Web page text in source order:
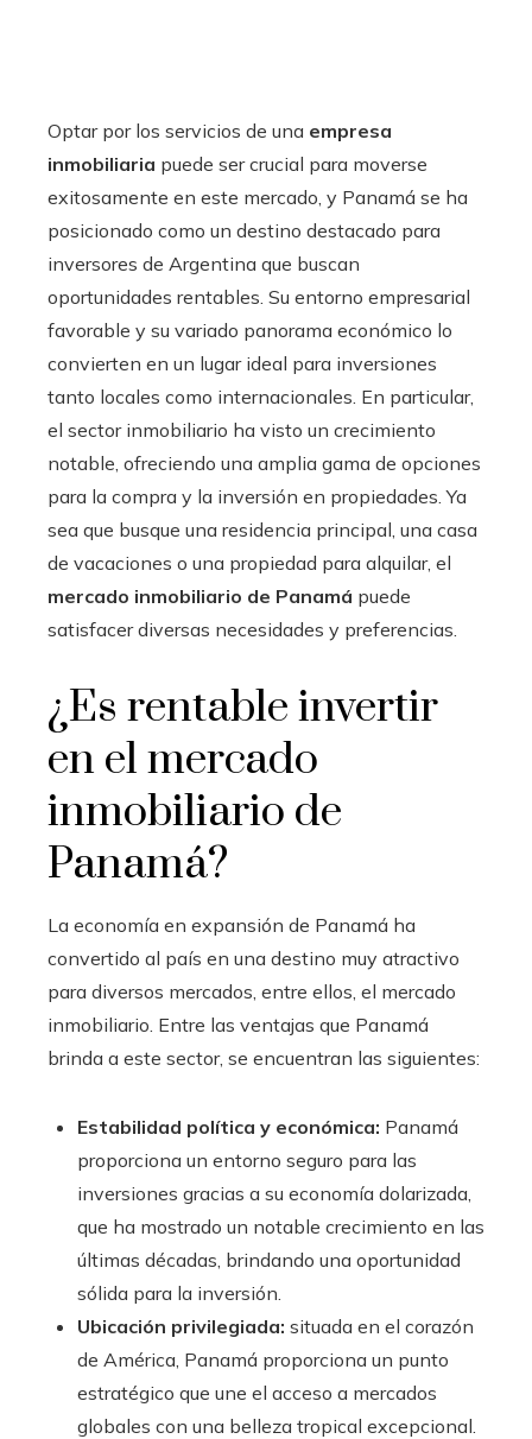
Optar por los servicios de una empresa
inmobiliaria puede ser crucial para moverse
exitosamente en este mercado, y Panamá se ha
posicionado como un destino destacado para
inversores de Argentina que buscan
oportunidades rentables. Su entorno empresarial
favorable y su variado panorama económico lo
convierten en un lugar ideal para inversiones
tanto locales como internacionales. En particular,
el sector inmobiliario ha visto un crecimiento
notable, ofreciendo una amplia gama de opciones
para la compra y la inversión en propiedades. Ya
sea que busque una residencia principal, una casa
de vacaciones o una propiedad para alquilar, el
mercado inmobiliario de Panamá puede
satisfacer diversas necesidades y preferencias.
¿Es rentable invertir
en el mercado
inmobiliario de
Panamá?
La economía en expansión de Panamá ha
convertido al país en una destino muy atractivo
para diversos mercados, entre ellos, el mercado
inmobiliario. Entre las ventajas que Panamá
brinda a este sector, se encuentran las siguientes:
Estabilidad política y económica: Panamá
proporciona un entorno seguro para las
inversiones gracias a su economía dolarizada,
que ha mostrado un notable crecimiento en las
últimas décadas, brindando una oportunidad
sólida para la inversión.
Ubicación privilegiada: situada en el corazón
de América, Panamá proporciona un punto
estratégico que une el acceso a mercados
globales con una belleza tropical excepcional.